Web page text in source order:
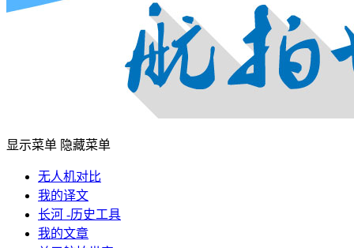
显示菜单 隐藏菜单
无人机对比
我的译文
长河 -历史工具
我的文章